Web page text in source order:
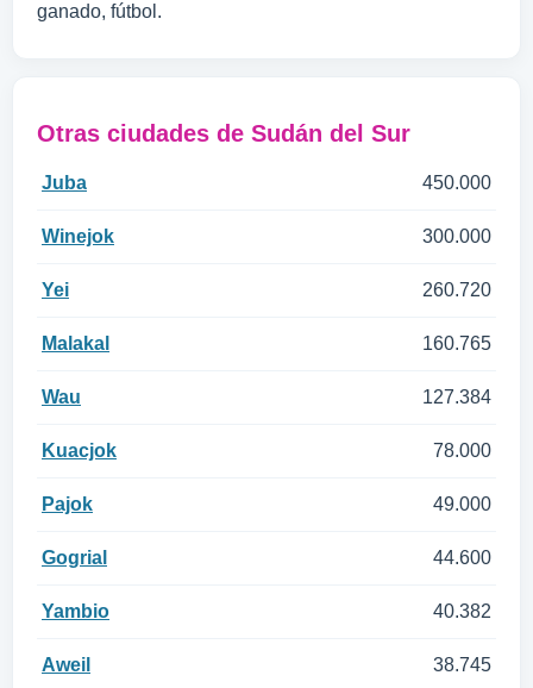
ganado, fútbol.
Otras ciudades de Sudán del Sur
Juba 450.000
Winejok 300.000
Yei 260.720
Malakal 160.765
Wau 127.384
Kuacjok 78.000
Pajok 49.000
Gogrial 44.600
Yambio 40.382
Aweil 38.745